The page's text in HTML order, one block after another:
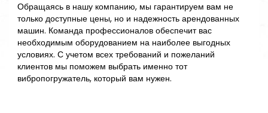
Обращаясь в нашу компанию, мы гарантируем вам не
только доступные цены, но и надежность арендованных
машин. Команда профессионалов обеспечит вас
необходимым оборудованием на наиболее выгодных
условиях. С учетом всех требований и пожеланий
клиентов мы поможем выбрать именно тот
вибропогружатель, который вам нужен.